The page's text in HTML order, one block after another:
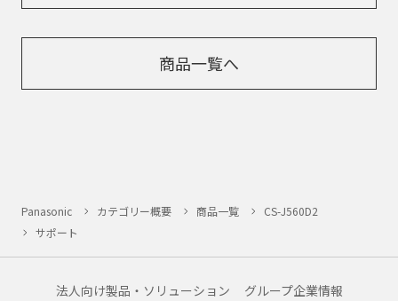
商品一覧へ
Panasonic カテゴリー概要 商品一覧
CS-J560D2
サポート
法人向け製品・ソリューション グループ企業情報